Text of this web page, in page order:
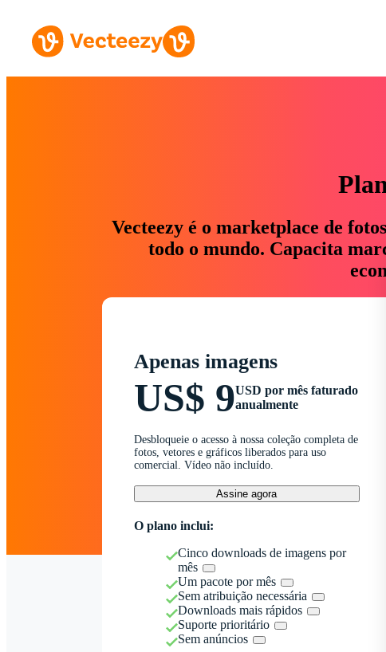
Vecteezy é o marketplace de
todo o mundo. Capacita
Apenas imagens
US$ 9USD por mês faturado
anualmente
Desbloqueie o acesso à nossa coleção completa de
fotos, vetores e gráficos liberados para uso
comercial. Vídeo não incluído.
Assine agora
O plano inclui:
Cinco downloads de imagens por
mês
Um pacote por mês
Sem atribuição necessária
Downloads mais rápidos
Suporte prioritário
Sem anúncios